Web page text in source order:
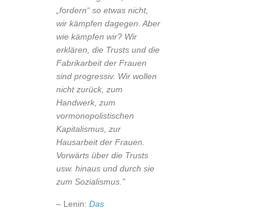
„fordern“ so etwas nicht,
wir kämpfen dagegen. Aber
wie kämpfen wir? Wir
erklären, die Trusts und die
Fabrikarbeit der Frauen
sind progressiv. Wir wollen
nicht zurück, zum
Handwerk, zum
vormonopolistischen
Kapitalismus, zur
Hausarbeit der Frauen.
Vorwärts über die Trusts
usw. hinaus und durch sie
zum Sozialismus.”
– Lenin: Das